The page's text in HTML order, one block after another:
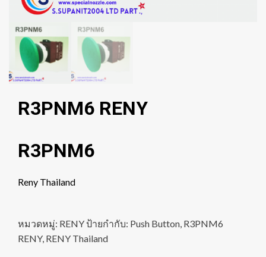
R3PNM6 RENY
R3PNM6
Reny Thailand
หมวดหมู่: RENYป้ายกำกับ: Push Button, R3PNM6
RENY, RENY Thailand